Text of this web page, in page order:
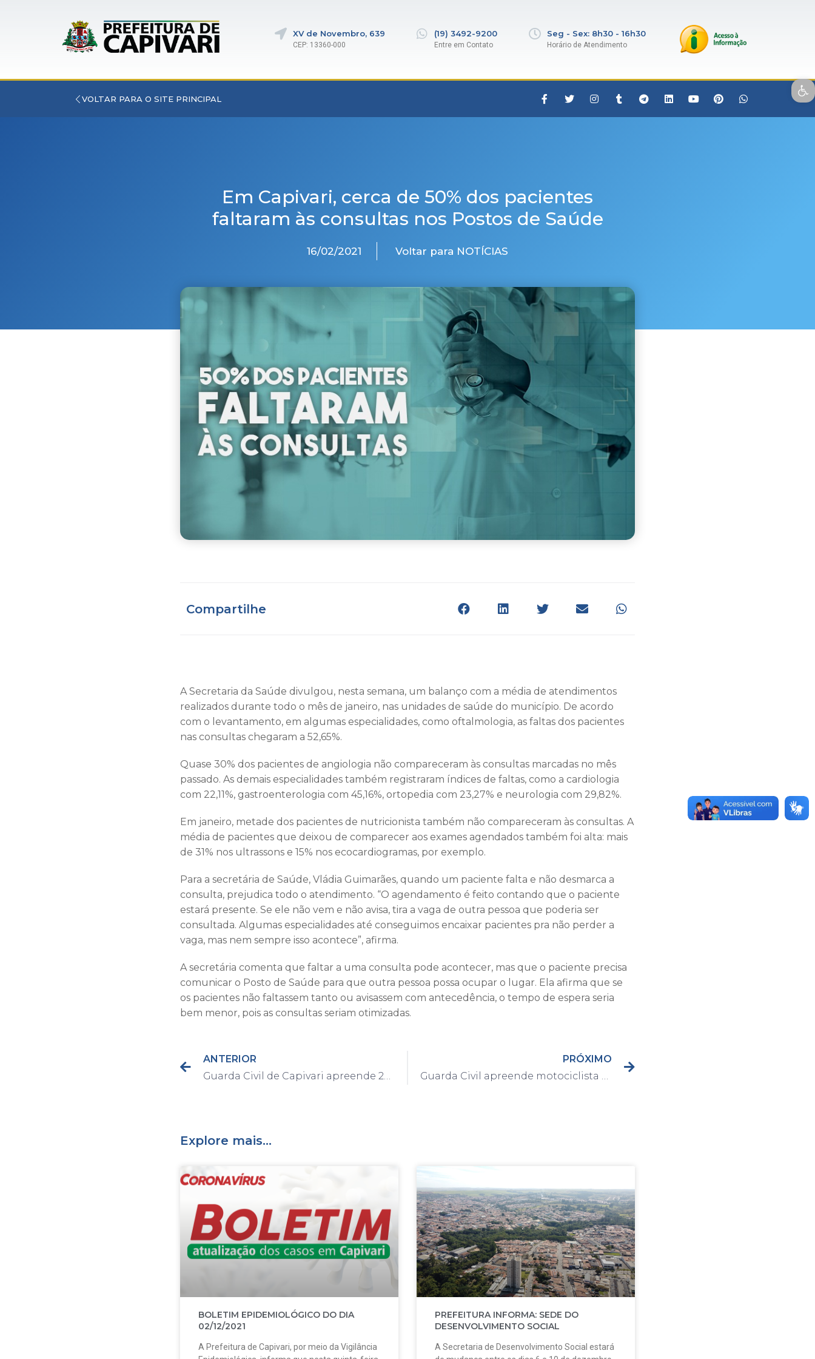
Open toolbar
XV de Novembro, 639
CEP: 13360-000
(19) 3492-9200
Entre em Contato
Seg - Sex: 8h30 - 16h30
Horário de Atendimento
VOLTAR PARA O SITE PRINCIPAL
Em Capivari, cerca de 50% dos pacientes
faltaram às consultas nos Postos de Saúde
16/02/2021 Voltar para NOTÍCIAS
Compartilhe
A Secretaria da Saúde divulgou, nesta semana, um balanço com a média de atendimentos
realizados durante todo o mês de janeiro, nas unidades de saúde do município. De acordo
com o levantamento, em algumas especialidades, como oftalmologia, as faltas dos pacientes
nas consultas chegaram a 52,65%.
Quase 30% dos pacientes de angiologia não compareceram às consultas marcadas no mês
passado. As demais especialidades também registraram índices de faltas, como a cardiologia
com 22,11%, gastroenterologia com 45,16%, ortopedia com 23,27% e neurologia com 29,82%.
Em janeiro, metade dos pacientes de nutricionista também não compareceram às consultas. A
média de pacientes que deixou de comparecer aos exames agendados também foi alta: mais
de 31% nos ultrassons e 15% nos ecocardiogramas, por exemplo.
Para a secretária de Saúde, Vládia Guimarães, quando um paciente falta e não desmarca a
consulta, prejudica todo o atendimento. “O agendamento é feito contando que o paciente
estará presente. Se ele não vem e não avisa, tira a vaga de outra pessoa que poderia ser
consultada. Algumas especialidades até conseguimos encaixar pacientes pra não perder a
vaga, mas nem sempre isso acontece”, afirma.
A secretária comenta que faltar a uma consulta pode acontecer, mas que o paciente precisa
comunicar o Posto de Saúde para que outra pessoa possa ocupar o lugar. Ela afirma que se
os pacientes não faltassem tanto ou avisassem com antecedência, o tempo de espera seria
bem menor, pois as consultas seriam otimizadas.
ANTERIOR
Guarda Civil de Capivari apreende 27 porções de maconha no centro
PRÓXIMO
Guarda Civil apreende motociclista por malabarismo no trânsito
Explore mais...
BOLETIM EPIDEMIOLÓGICO DO DIA
02/12/2021
A Prefeitura de Capivari, por meio da Vigilância
PREFEITURA INFORMA: SEDE DO
DESENVOLVIMENTO SOCIAL
A Secretaria de Desenvolvimento Social estará